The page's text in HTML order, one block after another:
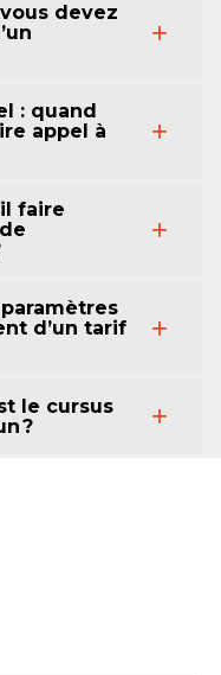
devez
: quand
appel à
faire
d’un tarif
le cursus
?